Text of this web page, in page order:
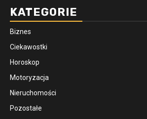
KATEGORIE
Biznes
Ciekawostki
Horoskop
Motoryzacja
Nieruchomości
Pozostałe